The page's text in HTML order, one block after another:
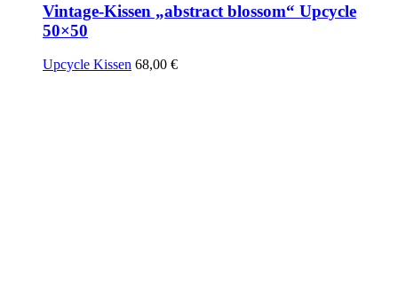
Vintage-Kissen „abstract blossom“ Upcycle
50×50
Upcycle Kissen 68,00 €